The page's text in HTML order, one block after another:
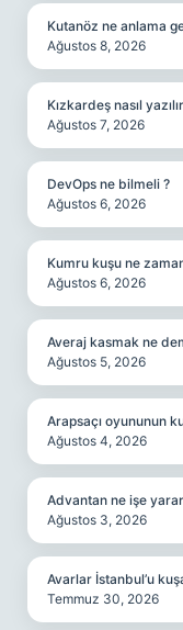
Kutanöz ne anlama
Ağustos 8, 2026
Kızkardeş nasıl
Ağustos 7, 2026
DevOps ne bilmeli ?
Ağustos 6, 2026
Kumru kuşu ne
Ağustos 6, 2026
Averaj kasmak ne
Ağustos 5, 2026
Arapsaçı oyununun
Ağustos 4, 2026
Advantan ne işe
Ağustos 3, 2026
Avarlar İstanbul’u
Temmuz 30, 2026